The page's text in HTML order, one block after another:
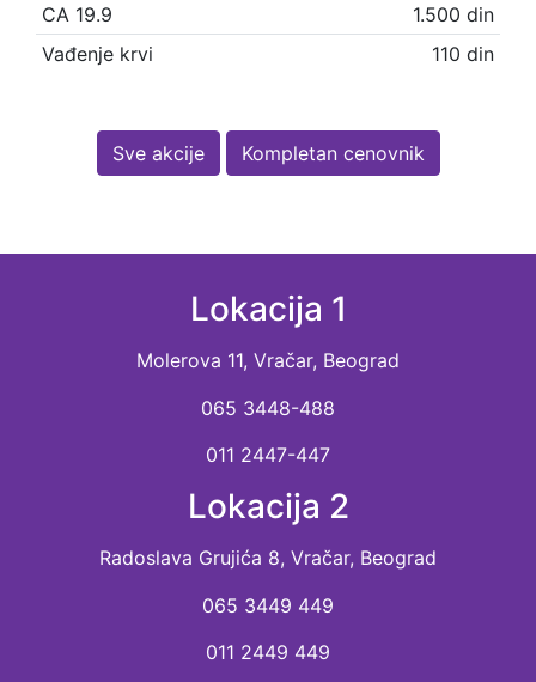
CA 19.9
1.500 din
Vađenje krvi
110 din
Sve akcije Kompletan cenovnik
Lokacija 1
Molerova 11, Vračar, Beograd
065 3448-488
011 2447-447
Lokacija 2
Radoslava Grujića 8, Vračar, Beograd
065 3449 449
011 2449 449